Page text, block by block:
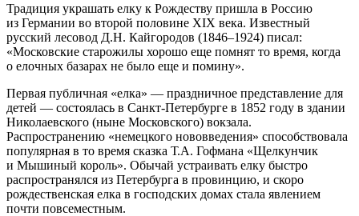
Традиция украшать елку к Рождеству пришла в Россию
из Германии во второй половине XIX века. Известный
русский лесовод Д.Н. Кайгородов (1846–1924) писал:
«Московские старожилы хорошо еще помнят то время, когда
о елочных базарах не было еще и помину».
Первая публичная «елка» — праздничное представление для
детей — состоялась в Санкт-Петербурге в 1852 году в здании
Николаевского (ныне Московского) вокзала.
Распространению «немецкого нововведения» способствовала
популярная в то время сказка Т.А. Гофмана «Щелкунчик
и Мышиный король». Обычай устраивать елку быстро
распространялся из Петербурга в провинцию, и скоро
рождественская елка в господских домах стала явлением
почти повсеместным.